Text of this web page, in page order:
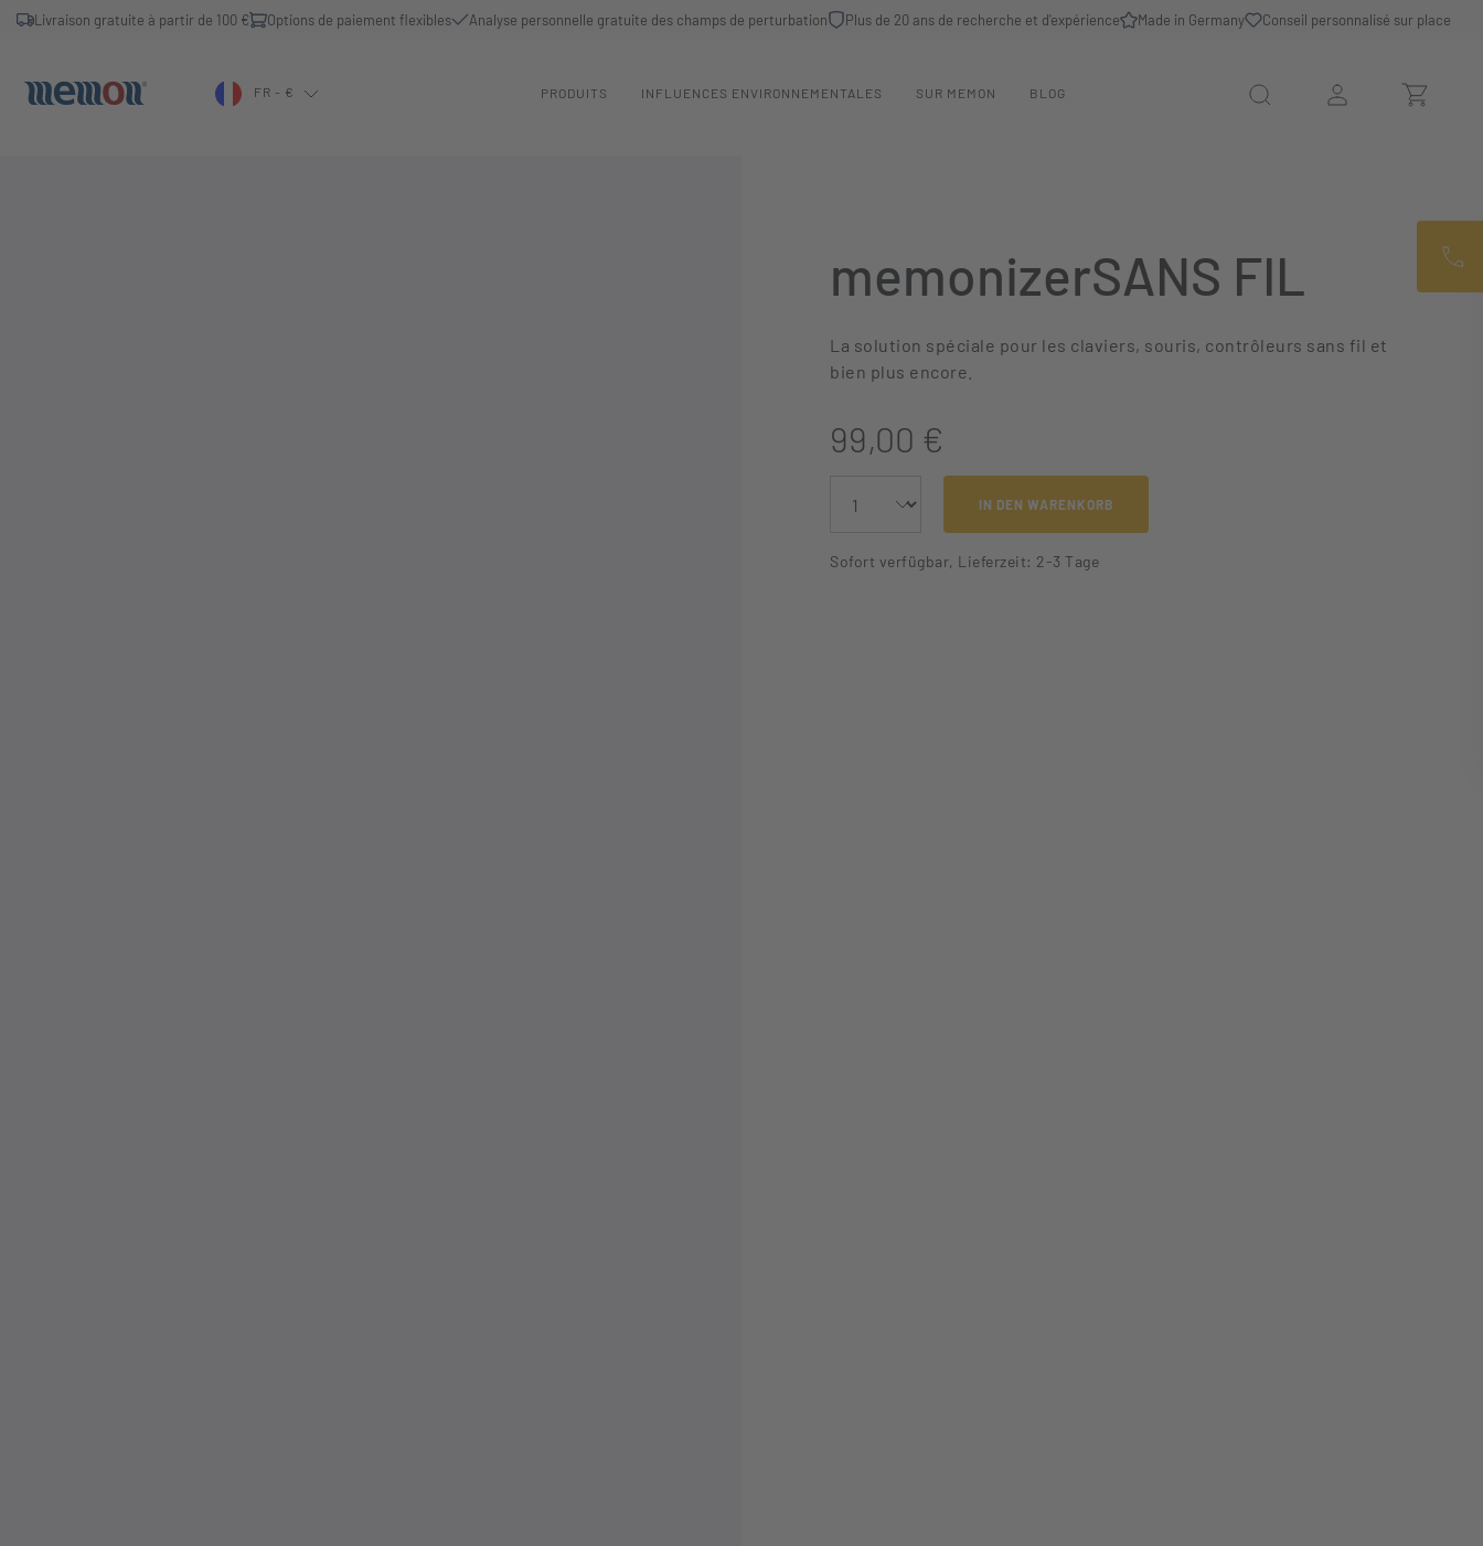
Livraison gratuite à partir de 100 € Options de paiement flexibles Analyse personnelle gratuite des champs de perturbation Plus de 20 ans de recherche et d'expérience Made in Germany Conseil personnalisé sur place
FR - € PRODUITS INFLUENCES ENVIRONNEMENTALES SUR MEMON BLOG
memonizerSANS FIL
La solution spéciale pour les claviers, souris, contrôleurs sans fil et
bien plus encore.
99,00 €
IN DEN WARENKORB
Sofort verfügbar, Lieferzeit: 2-3 Tage